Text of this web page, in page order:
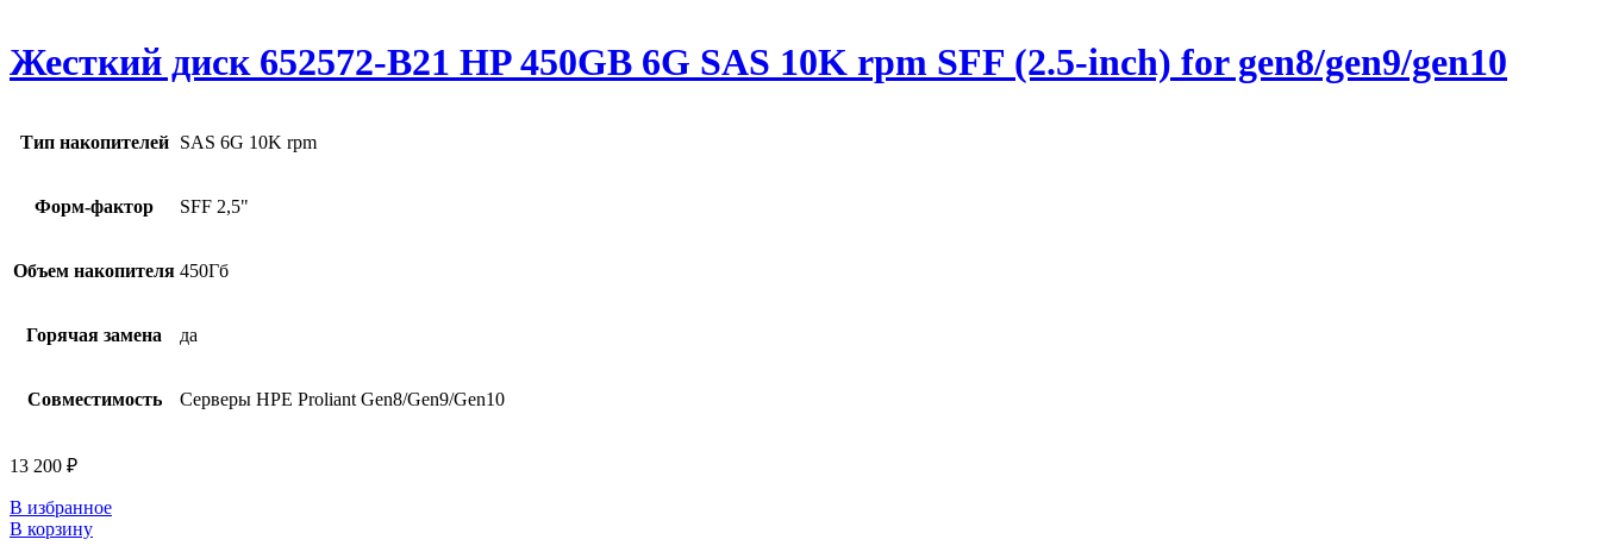
Жесткий диск 652572-B21 HP 450GB 6G SAS 10K rpm SFF (2.5-inch) for gen8/gen9/gen10
Тип накопителей SAS 6G 10K rpm
Форм-фактор SFF 2,5"
Объем накопителя 450Гб
Горячая замена да
Совместимость Серверы HPE Proliant Gen8/Gen9/Gen10
13 200 ₽
В избранное
В корзину